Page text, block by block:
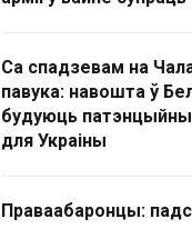
Са спадзевам на
павука: навошта ў
будуюць
для Украіны
Праваабаронцы: